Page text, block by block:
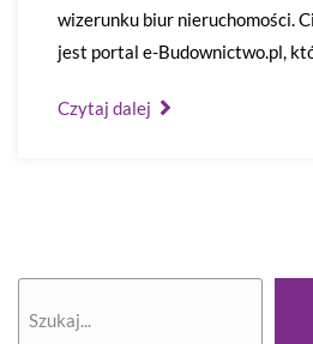
wizerunku biur nieruchomości.
jest portal e-Budownictwo.pl,
Czytaj dalej